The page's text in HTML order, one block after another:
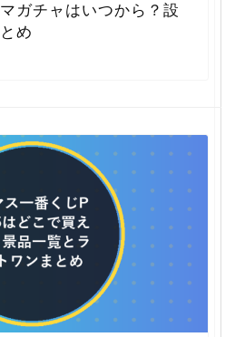
ガチャはいつから？設
め